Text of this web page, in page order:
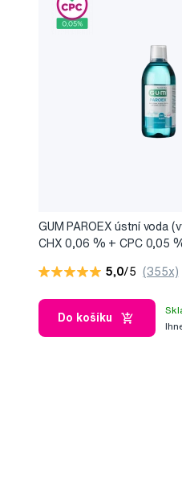
GUM PAROEX ústní voda
CHX 0,06 % + CPC 0,05
5,0/5 (355x)
Do košíku